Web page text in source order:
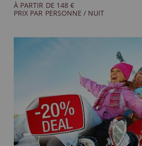
À PARTIR DE 148 €
PRIX PAR PERSONNE / NUIT